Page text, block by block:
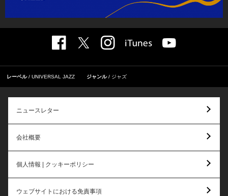
レーベル UNIVERSAL JAZZ ジャンル ジャズ
ニュースレター
会社概要
個人情報 | クッキーポリシー
ウェブサイトにおける免責事項